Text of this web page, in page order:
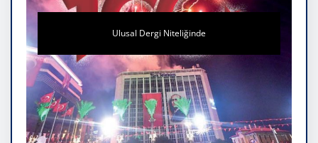
Ulusal Dergi Niteliğinde